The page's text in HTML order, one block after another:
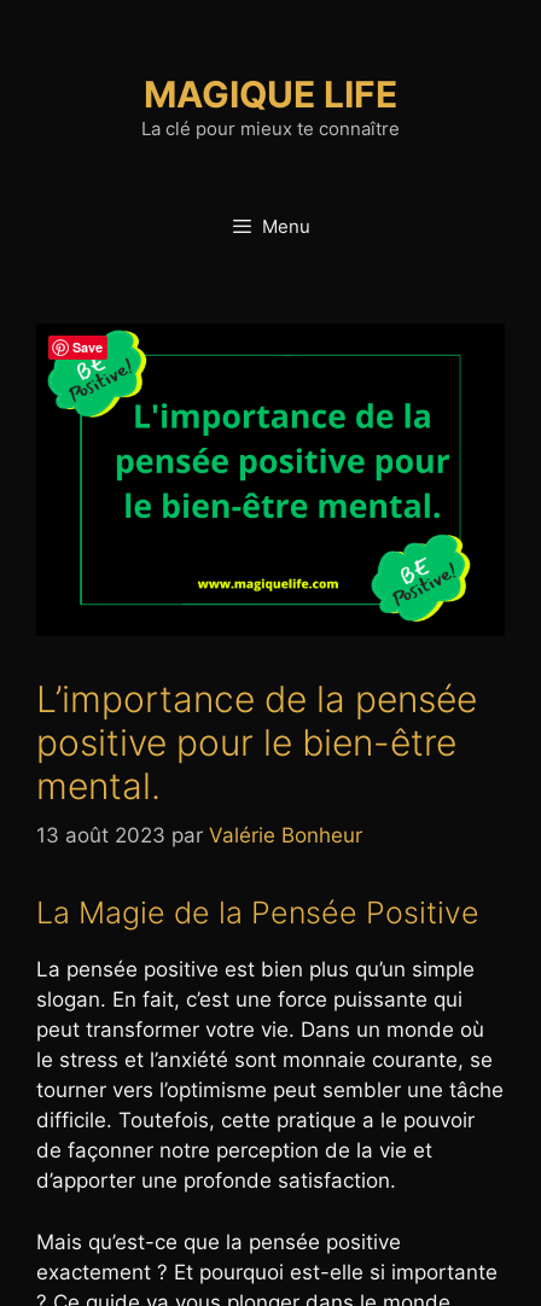
MAGIQUE LIFE
La clé pour mieux te connaître
Menu
L’importance de la pensée
positive pour le bien-être
mental.
13 août 2023 par Valérie Bonheur
La Magie de la Pensée Positive
La pensée positive est bien plus qu’un simple
slogan. En fait, c’est une force puissante qui
peut transformer votre vie. Dans un monde où
le stress et l’anxiété sont monnaie courante, se
tourner vers l’optimisme peut sembler une tâche
difficile. Toutefois, cette pratique a le pouvoir
de façonner notre perception de la vie et
d’apporter une profonde satisfaction.
Mais qu’est-ce que la pensée positive
exactement ? Et pourquoi est-elle si importante
Save